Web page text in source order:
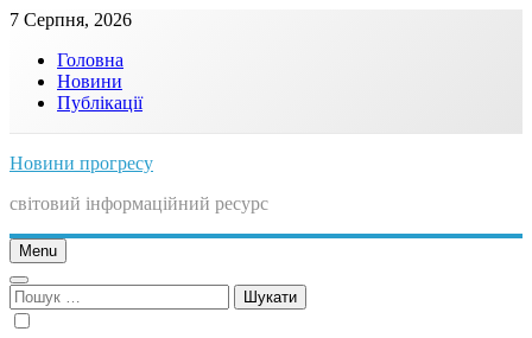
Skip
content
7 Серпня, 2026
Головна
Новини
Публікації
Новини прогресу
світовий інформаційний ресурс
Menu
Пошук: